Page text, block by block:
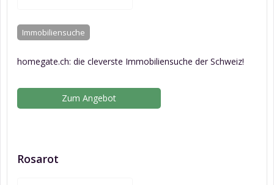
Immobiliensuche
homegate.ch: die cleverste Immobiliensuche der Schweiz!
Zum Angebot
Rosarot